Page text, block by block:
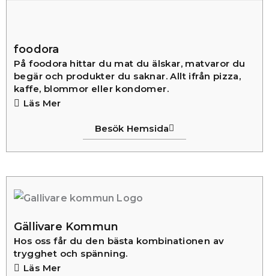
foodora
På foodora hittar du mat du älskar, matvaror du
begär och produkter du saknar. Allt ifrån pizza,
kaffe, blommor eller kondomer.
Läs Mer
Besök Hemsida
Gällivare Kommun
Hos oss får du den bästa kombinationen av
trygghet och spänning.
Läs Mer